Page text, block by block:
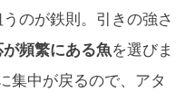
のが鉄則。引きの強さ
が頻繁にある魚を選びま
集中が戻るので、アタ